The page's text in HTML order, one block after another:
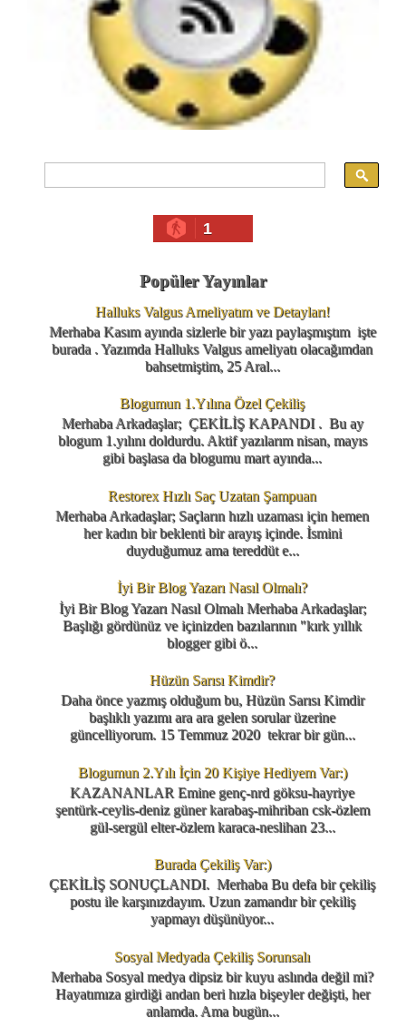
1
Popüler Yayınlar
Halluks Valgus Ameliyatım ve Detayları!
Merhaba Kasım ayında sizlerle bir yazı paylaşmıştım işte
burada . Yazımda Halluks Valgus ameliyatı olacağımdan
bahsetmiştim, 25 Aral...
Blogumun 1.Yılına Özel Çekiliş
Merhaba Arkadaşlar; ÇEKİLİŞ KAPANDI . Bu ay
blogum 1.yılını doldurdu. Aktif yazılarım nisan, mayıs
gibi başlasa da blogumu mart ayında...
Restorex Hızlı Saç Uzatan Şampuan
Merhaba Arkadaşlar; Saçların hızlı uzaması için hemen
her kadın bir beklenti bir arayış içinde. İsmini
duyduğumuz ama tereddüt e...
İyi Bir Blog Yazarı Nasıl Olmalı?
İyi Bir Blog Yazarı Nasıl Olmalı Merhaba Arkadaşlar;
Başlığı gördünüz ve içinizden bazılarının "kırk yıllık
blogger gibi ö...
Hüzün Sarısı Kimdir?
Daha önce yazmış olduğum bu, Hüzün Sarısı Kimdir
başlıklı yazımı ara ara gelen sorular üzerine
güncelliyorum. 15 Temmuz 2020 tekrar bir gün...
Blogumun 2.Yılı İçin 20 Kişiye Hediyem Var:)
KAZANANLAR Emine genç-nrd göksu-hayriye
şentürk-ceylis-deniz güner karabaş-mihriban csk-özlem
gül-sergül elter-özlem karaca-neslihan 23...
Burada Çekiliş Var:)
ÇEKİLİŞ SONUÇLANDI. Merhaba Bu defa bir çekiliş
postu ile karşınızdayım. Uzun zamandır bir çekiliş
yapmayı düşünüyor...
Sosyal Medyada Çekiliş Sorunsalı
Merhaba Sosyal medya dipsiz bir kuyu aslında değil mi?
Hayatımıza girdiği andan beri hızla bişeyler değişti, her
anlamda. Ama bugün...